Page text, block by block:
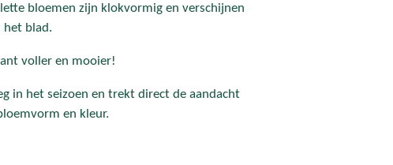
bloemen zijn klokvormig en verschijnen
het blad.
voller en mooier!
in het seizoen en trekt direct de aandacht
en kleur.